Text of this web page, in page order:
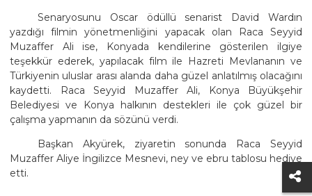
Senaryosunu Oscar ödüllü senarist David Wardın
yazdığı filmin yönetmenliğini yapacak olan Raca Seyyid
Muzaffer Ali ise, Konyada kendilerine gösterilen ilgiye
teşekkür ederek, yapılacak film ile Hazreti Mevlananın ve
Türkiyenin uluslar arası alanda daha güzel anlatılmış olacağını
kaydetti. Raca Seyyid Muzaffer Ali, Konya Büyükşehir
Belediyesi ve Konya halkının destekleri ile çok güzel bir
çalışma yapmanın da sözünü verdi.
Başkan Akyürek, ziyaretin sonunda Raca Seyyid
Muzaffer Aliye İngilizce Mesnevi, ney ve ebru tablosu hediye
etti.